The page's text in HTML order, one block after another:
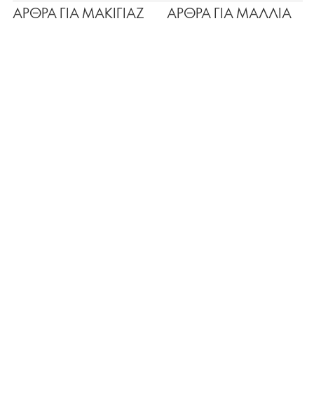
ΑΡΘΡΑ ΓΙΑ ΜΑΚΙΓΙΑΖ ΑΡΘΡΑ ΓΙΑ ΜΑΛΛΙΑ